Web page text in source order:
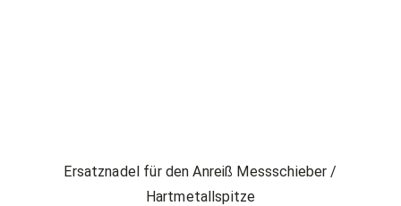
Ersatznadel für den Anreiß Messschieber /
Hartmetallspitze